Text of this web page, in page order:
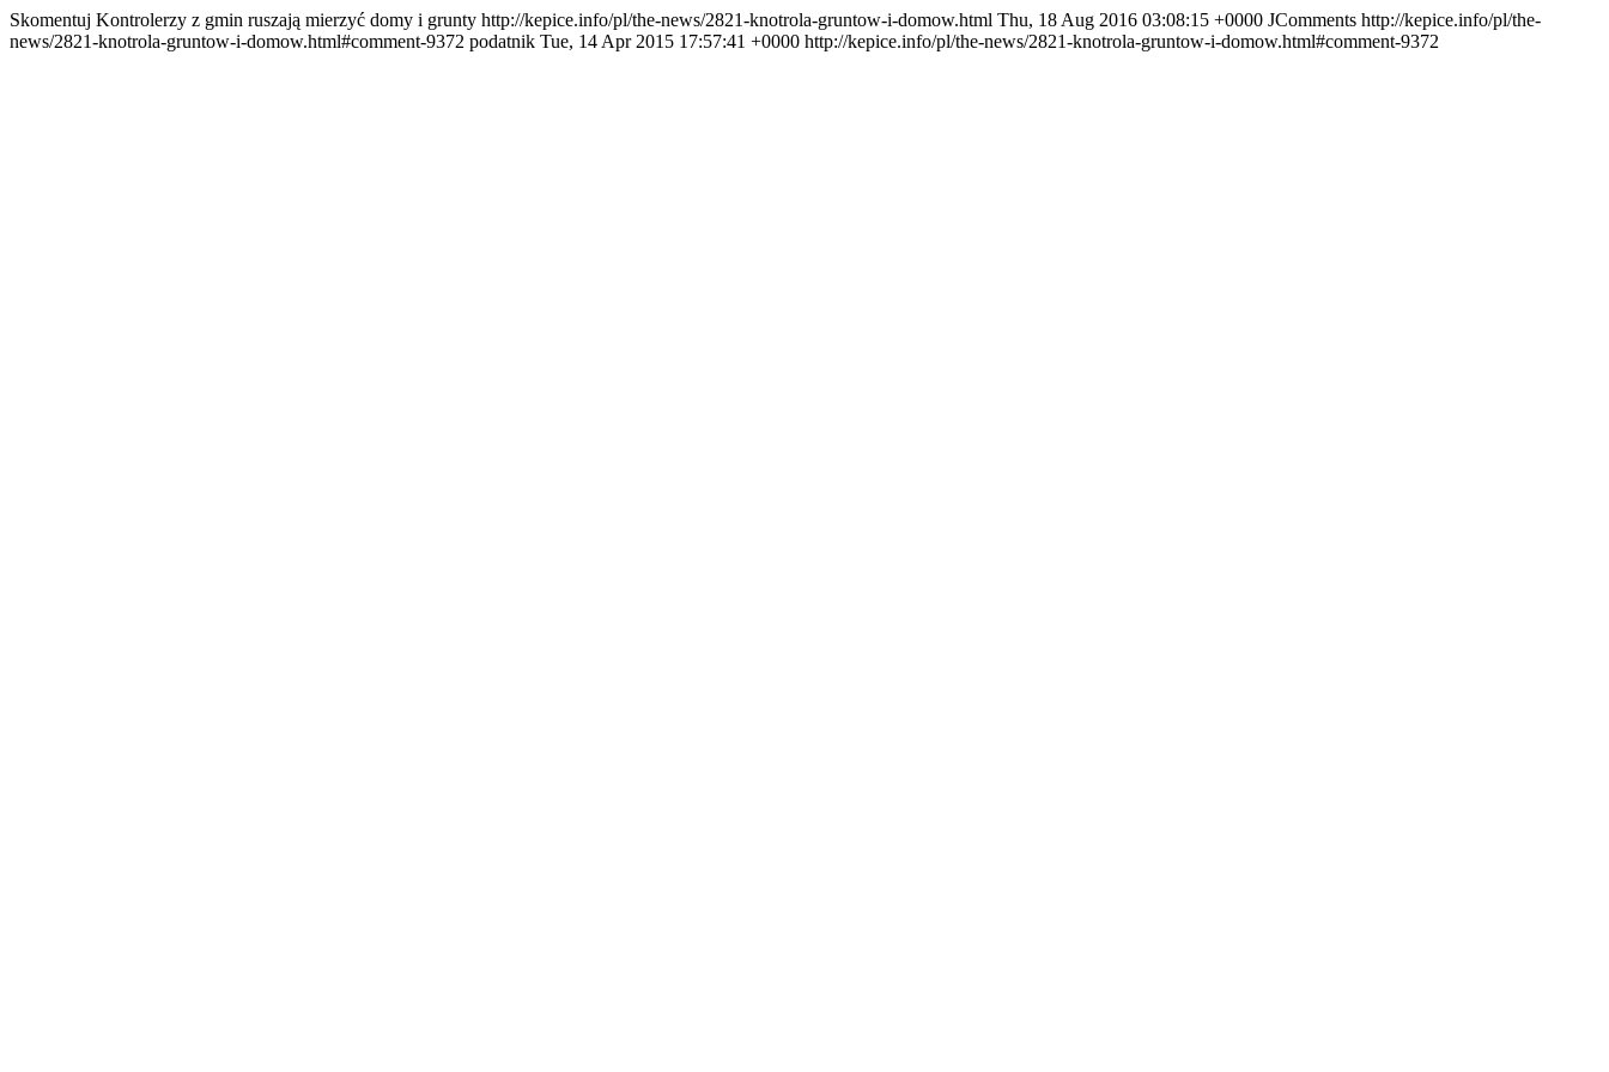
Skomentuj Kontrolerzy z gmin ruszają mierzyć domy i grunty http://kepice.info/pl/the-news/2821-knotrola-gruntow-i-domow.html Thu, 18 Aug 2016 03:08:15 +0000 JComments http://kepice.info/pl/the-
news/2821-knotrola-gruntow-i-domow.html#comment-9372 podatnik Tue, 14 Apr 2015 17:57:41 +0000 http://kepice.info/pl/the-news/2821-knotrola-gruntow-i-domow.html#comment-9372